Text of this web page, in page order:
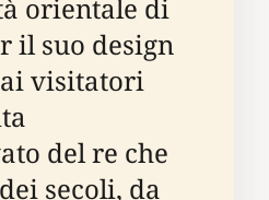
orientale di
il suo design
visitatori
del re che
secoli, da